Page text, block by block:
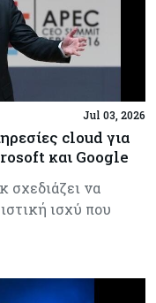
Jul 03, 2026
cloud για
και Google
σχεδιάζει να
ισχύ που